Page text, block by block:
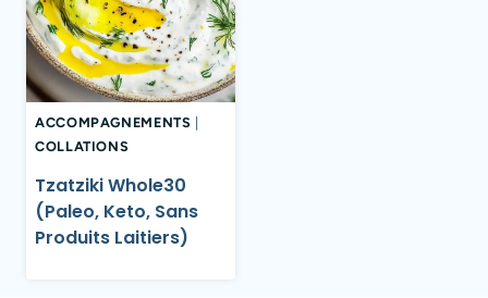
ACCOMPAGNEMENTS
COLLATIONS
Tzatziki Whole30
(Paleo, Keto, Sans
Produits Laitiers)